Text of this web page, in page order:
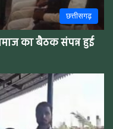
छत्तीसगढ़
का बैठक संपन्न हुई